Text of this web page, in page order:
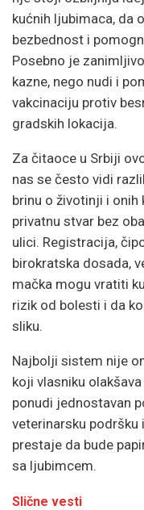
kućnih ljubimaca, da
bezbednost i
Posebno je
kazne, nego nudi i
vakcinaciju protiv
gradskih lokacija.
Za čitaoce u Srbiji
nas se često vidi
brinu o životinji i
privatnu stvar bez
ulici. Registracija,
birokratska dosada,
mačka mogu vratiti
rizik od bolesti i da
sliku.
Najbolji sistem nije
koji vlasniku
ponudi jednostavan
veterinarsku podršku
prestaje da bude
sa ljubimcem.
Slične vesti